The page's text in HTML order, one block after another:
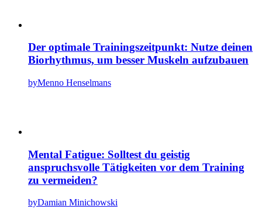
Der optimale Trainingszeitpunkt: Nutze deinen
Biorhythmus, um besser Muskeln aufzubauen
byMenno Henselmans
Mental Fatigue: Solltest du geistig
anspruchsvolle Tätigkeiten vor dem Training
zu vermeiden?
byDamian Minichowski